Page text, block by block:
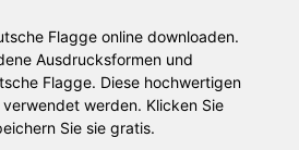
Flagge online downloaden.
Ausdrucksformen und
Flagge. Diese hochwertigen
werden. Klicken Sie
Sie sie gratis.